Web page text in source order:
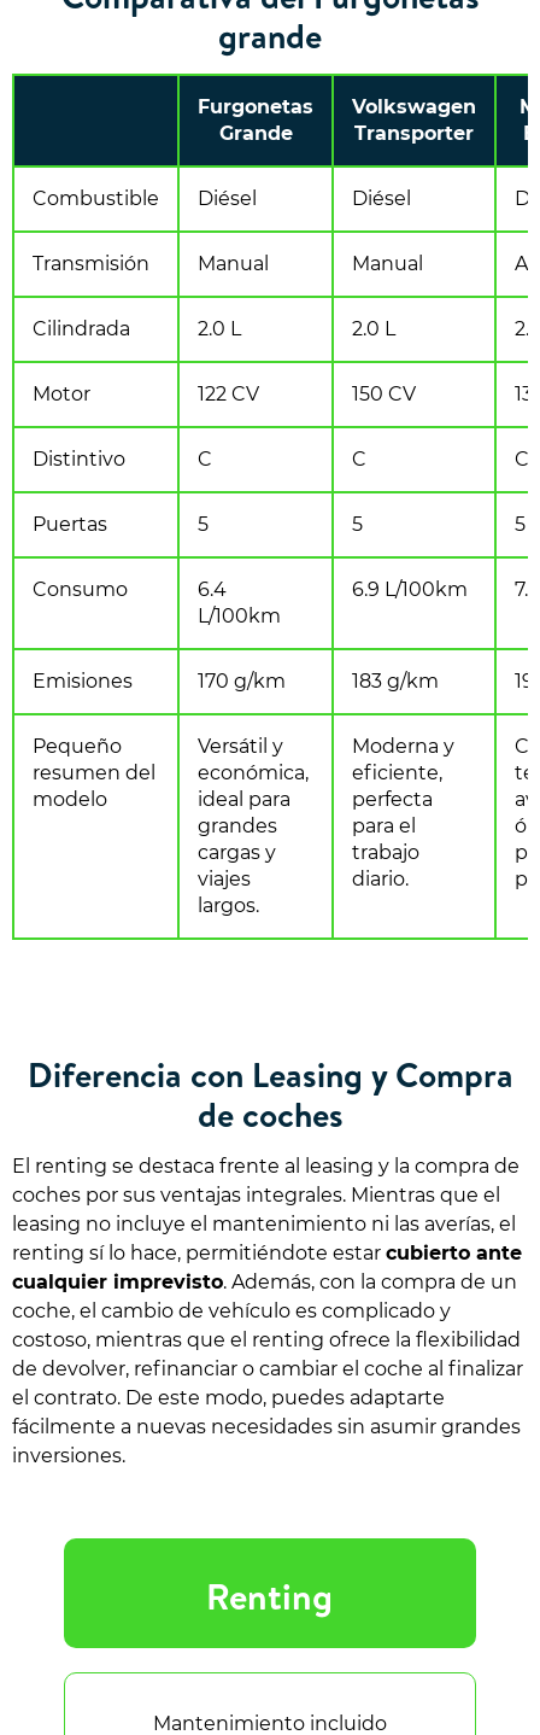
grande
Furgonetas
Grande
Volkswagen
Transporter
Combustible Diésel Diésel
Transmisión Manual Manual
Cilindrada 2.0 L 2.0 L
Motor 122 CV 150 CV
Distintivo C C C
Puertas 5 5 5
Consumo
6.4
L/100km
6.9 L/100km
Emisiones 170 g/km 183 g/km
Pequeño
resumen del
modelo
Versátil y
económica,
ideal para
grandes
cargas y
viajes
largos.
Moderna y
eficiente,
perfecta
para el
trabajo
diario.
Diferencia con Leasing y Compra
de coches
El renting se destaca frente al leasing y la compra de
coches por sus ventajas integrales. Mientras que el
leasing no incluye el mantenimiento ni las averías, el
renting sí lo hace, permitiéndote estar cubierto ante
cualquier imprevisto. Además, con la compra de un
coche, el cambio de vehículo es complicado y
costoso, mientras que el renting ofrece la flexibilidad
de devolver, refinanciar o cambiar el coche al finalizar
el contrato. De este modo, puedes adaptarte
fácilmente a nuevas necesidades sin asumir grandes
inversiones.
Renting
Mantenimiento incluido